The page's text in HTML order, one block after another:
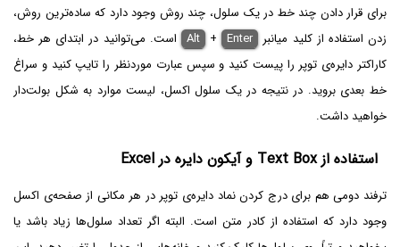
برای قرار دادن چند خط در یک سلول، چند روش وجود دارد که ساده‌ترین روش،
زدن استفاده از کلید میانبر
Alt + Enter
است. می‌توانید در ابتدای هر خط،
کاراکتر دایره‌ی توپر را پیست کنید و سپس عبارت موردنظر را تایپ کنید و سراغ
خط بعدی بروید. در نتیجه در یک سلول اکسل، لیست موارد به شکل بولت‌دار
خواهید داشت.
استفاده از Text Box و آیکون دایره در Excel
ترفند دومی هم برای درج کردن نماد دایره‌ی توپر در هر مکانی از صفحه‌ی اکسل
وجود دارد که استفاده از کادر متن است. البته اگر تعداد سلول‌ها زیاد باشد یا